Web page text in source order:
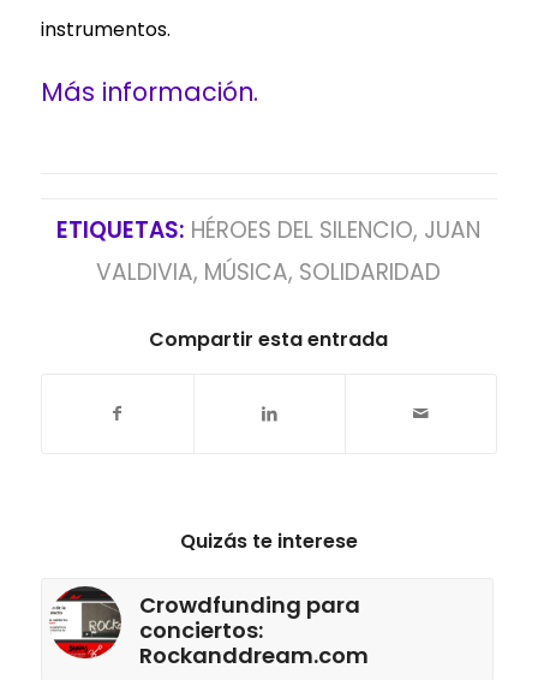
instrumentos.
Más información.
ETIQUETAS: HÉROES DEL SILENCIO, JUAN
VALDIVIA, MÚSICA, SOLIDARIDAD
Compartir esta entrada
Quizás te interese
Crowdfunding para
conciertos:
Rockanddream.com